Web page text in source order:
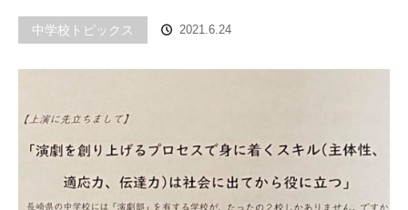
中学校トピックス 2021.6.24